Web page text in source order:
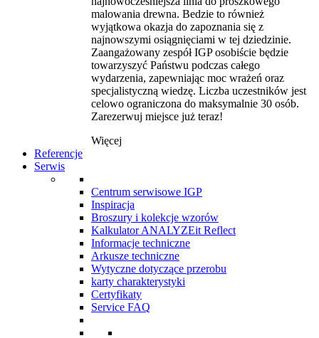
malowania drewna. Bedzie to również
wyjątkowa okazja do zapoznania się z
najnowszymi osiągnięciami w tej dziedzinie.
Zaangażowany zespół IGP osobiście będzie
towarzyszyć Państwu podczas całego
wydarzenia, zapewniając moc wrażeń oraz
specjalistyczną wiedzę. Liczba uczestników jest
celowo ograniczona do maksymalnie 30 osób.
Zarezerwuj miejsce już teraz!
Więcej
Referencje
Serwis
Centrum serwisowe IGP
Inspiracja
Broszury i kolekcje wzorów
Kalkulator ANALYZEit Reflect
Informacje techniczne
Arkusze techniczne
Wytyczne dotyczące przerobu
karty charakterystyki
Certyfikaty
Service FAQ